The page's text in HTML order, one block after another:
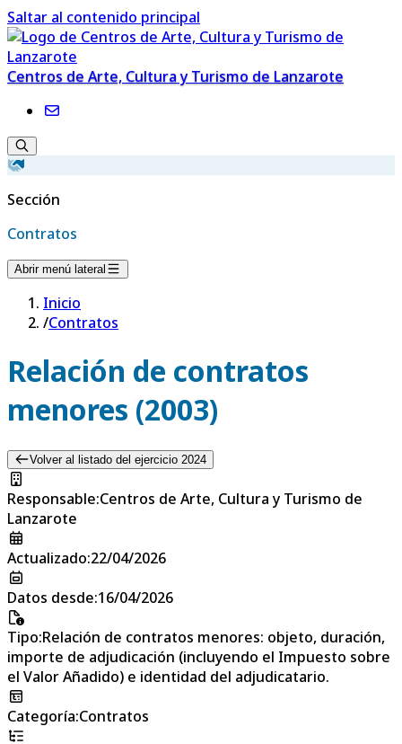
Saltar al contenido principal
Centros de Arte, Cultura y Turismo de Lanzarote
Sección
Contratos
Abrir menú lateral
Inicio
/Contratos
Relación de contratos
menores (2003)
Volver al listado del ejercicio 2024
Responsable:Centros de Arte, Cultura y Turismo de
Lanzarote
Actualizado:22/04/2026
Datos desde:16/04/2026
Tipo:Relación de contratos menores: objeto, duración,
importe de adjudicación (incluyendo el Impuesto sobre
el Valor Añadido) e identidad del adjudicatario.
Categoría:Contratos